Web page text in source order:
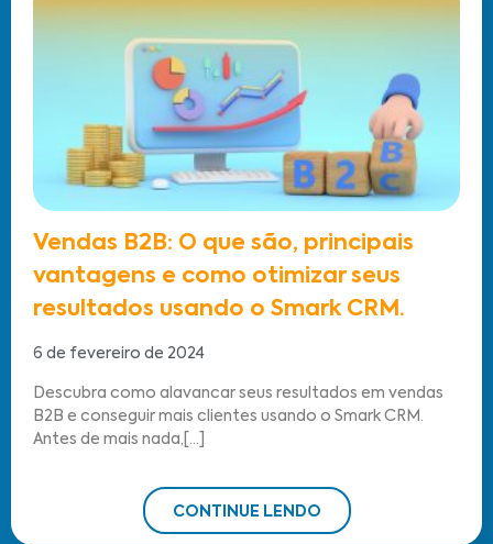
Vendas B2B: O que são, principais
vantagens e como otimizar seus
resultados usando o Smark CRM.
6 de fevereiro de 2024
Descubra como alavancar seus resultados em vendas
B2B e conseguir mais clientes usando o Smark CRM.
Antes de mais nada,[...]
CONTINUE LENDO